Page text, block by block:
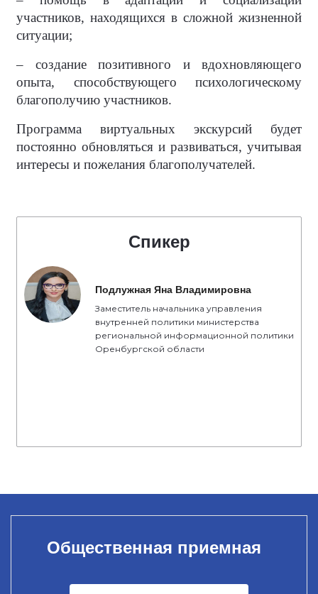
участников, находящихся в сложной жизненной
ситуации;
– создание позитивного и вдохновляющего
опыта, способствующего психологическому
благополучию участников.
Программа виртуальных экскурсий будет
постоянно обновляться и развиваться, учитывая
интересы и пожелания благополучателей.
Спикер
Подлужная Яна Владимировна
Заместитель начальника управления
внутренней политики министерства
региональной информационной политики
Оренбургской области
Общественная приемная